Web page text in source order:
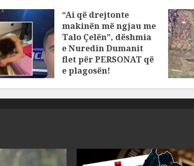
“Ai që drejtonte
makinën më ngjau me
Talo Çelën”, dëshmia
e Nuredin Dumanit
flet për PERSONAT që
e plagosën!